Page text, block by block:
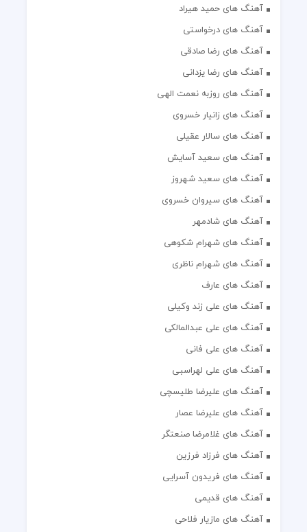
آهنگ های حمید هیراد
آهنگ های درخواستی
آهنگ های رضا صادقی
آهنگ های رضا یزدانی
آهنگ های روزبه نعمت الهی
آهنگ های زانیار خسروی
آهنگ های سالار عقیلی
آهنگ های سعید آسایش
آهنگ های سعید شهروز
آهنگ های سیروان خسروی
آهنگ های شادمهر
آهنگ های شهرام شکوهی
آهنگ های شهرام ناظری
آهنگ های عارف
آهنگ های علی زند وکیلی
آهنگ های علی عبدالمالکی
آهنگ های علی فانی
آهنگ های علی لهراسبی
آهنگ های علیرضا طلیسچی
آهنگ های علیرضا عصار
آهنگ های غلامرضا صنعتگر
آهنگ های فرزاد فرزین
آهنگ های فریدون آسرایی
آهنگ های قدیمی
آهنگ های مازیار فلاحی